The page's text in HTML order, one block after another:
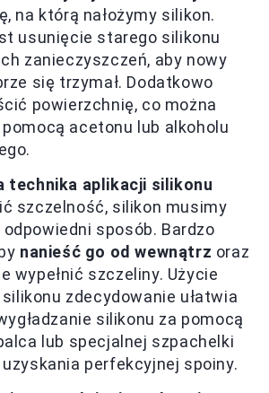
na którą nałożymy silikon.
usunięcie starego silikonu
zanieczyszczeń, aby nowy
się trzymał. Dodatkowo
powierzchnię, co można
acetonu lub alkoholu
technika aplikacji silikonu
szczelność, silikon musimy
sposób. Bardzo
nanieść go od wewnątrz oraz
wypełnić szczeliny. Użycie
zdecydowanie ułatwia
silikonu za pomocą
lub specjalnej szpachelki
perfekcyjnej spoiny.